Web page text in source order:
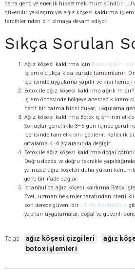
daha genç ve enerjik hissetmek mümkündür.
güvenilir yaklaşımıyla ağız köşesi kaldırma
tercihlerinden biri olmaya devam ediyor.
Sıkça Sorulan
Ağız köşesi kaldırma için Botox işlemleri
İşlem oldukça kısa sürede tamamlanır.
içerisinde uygulama yapılır ve kişi
Botox ile ağız köşesi kaldırma ağrılı mıdır?
İşlem öncesinde bölgeye anestezik krem
hafif bir batma hissi duyar, uygulama
Ağız köşesi kaldırma Botox işleminin
Sonuçlar genellikle 3–5 gün içinde
içerisinde tam etkisini gösterir. Kalıcılık
ortalama 4–6 ay arasında değişir.
Botox ile ağız köşesi kaldırma doğal
Doğru dozda ve doğru teknikle
yalnızca ağız köşeleri daha yukarı
genç bir ifade sağlar.
İstanbul’da ağız köşesi kaldırma Botox
Evet, uzman hekimler tarafından steril
son derece güvenlidir. LUVA Aesthetics
yapılan uygulamalar, doğal ve güvenli
Tags: ağız köşesi çizgileri ağız
botox işlemleri